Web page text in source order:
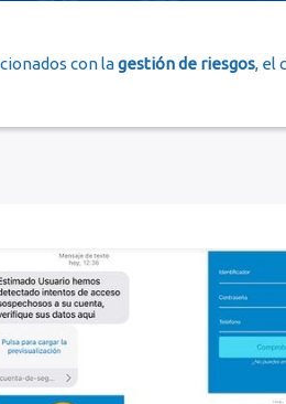
con lagestión de riesgos, el